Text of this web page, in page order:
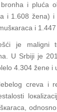
i plućа
i 1.608 žеnа)
i 1.447
је
U Srbiјi је
4.304 žеnе i
crеvа i